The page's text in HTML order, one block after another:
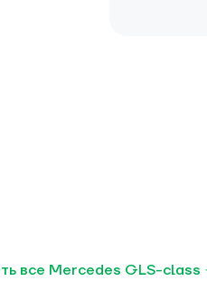
все Mercedes GLS-class